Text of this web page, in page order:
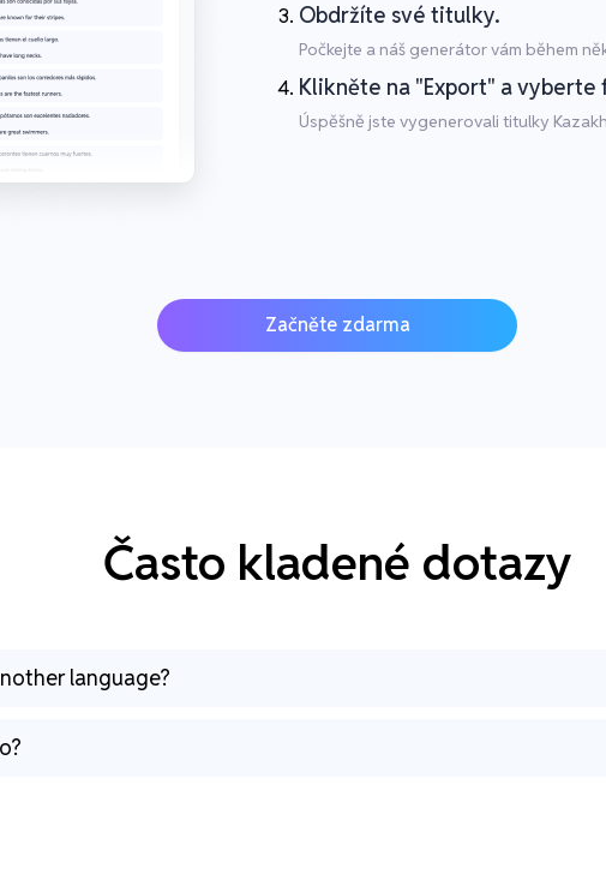
Obdržíte své titulky.
Počkejte a náš generátor vám během
Klikněte na "Export" a
Úspěšně jste vygenerovali titulky
Začněte zdarma
Často kladené dotazy
language?